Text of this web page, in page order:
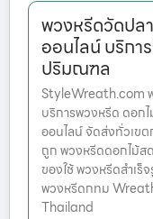
พวงหรีดวัดปล
ออนไลน์ บริกา
ปริมณฑล
StyleWreath.com
บริการพวงหรีด ดอก
ออนไลน์ จัดส่งทั่วเข
ถูก พวงหรีดดอกไม้ส
ของใช้ พวงหรีดสำเ
พวงหรีดกทม
Thailand